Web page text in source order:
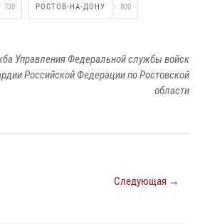
730 РОСТОВ-НА-ДОНУ 800
Управления Федеральной службы войск
Российской Федерации по Ростовской
области
Следующая →